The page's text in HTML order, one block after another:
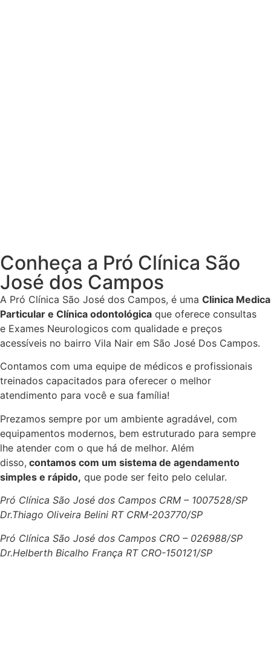
Conheça a Pró Clínica São
José dos Campos
A Pró Clínica São José dos Campos, é uma Clinica Medica
Particular e Clínica odontológica que oferece consultas
e Exames Neurologicos com qualidade e preços
acessíveis no bairro Vila Nair em São José Dos Campos.
Contamos com uma equipe de médicos e profissionais
treinados capacitados para oferecer o melhor
atendimento para você e sua família!
Prezamos sempre por um ambiente agradável, com
equipamentos modernos, bem estruturado para sempre
lhe atender com o que há de melhor. Além
disso, contamos com um sistema de agendamento
simples e rápido, que pode ser feito pelo celular.
Pró Clínica São José dos Campos CRM – 1007528/SP
Dr.Thiago Oliveira Belini RT CRM-203770/SP
Pró Clínica São José dos Campos CRO – 026988/SP
Dr.Helberth Bicalho França RT CRO-150121/SP